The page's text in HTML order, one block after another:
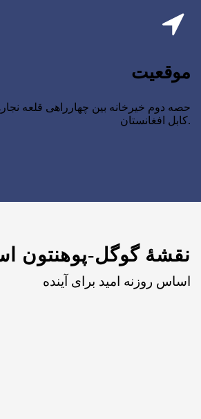
موقعیت
حصه دوم خیرخانه بین چهارراهی قلعه
کابل افغانستان.
نقشۀ گوگل-پوهنتون
اساس روزنه امید برای آینده